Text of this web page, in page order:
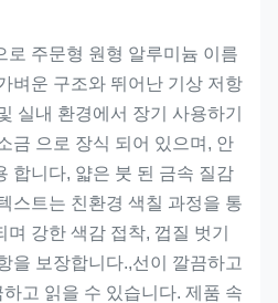
로 주문형 원형 알루미늄 이름
벼운 구조와 뛰어난 기상 저항
실내 환경에서 장기 사용하기
금 으로 장식 되어 있으며, 안
합니다, 얇은 붓 된 금속 질감
스트는 친환경 색칠 과정을 통
강한 색감 접착, 껍질 벗기
을 보장합니다.,선이 깔끔하고
고 읽을 수 있습니다. 제품 속